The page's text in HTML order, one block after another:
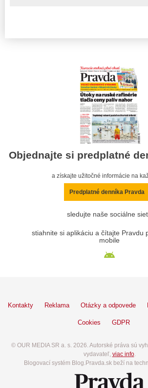
Objednajte si predplatné
a získajte užitočné informácie na
Predplatné denníka Pravda
sledujte naše sociálne
stiahnite si aplikáciu a čítajte Pravdu
mobile
Kontakty Reklama Otázky a odpovede
Cookies GDPR
© OUR MEDIA SR a. s. 2026. Autorské práva sú
vydavateľ, viac info.
Blogovací systém Blog.Pravda.sk beží na